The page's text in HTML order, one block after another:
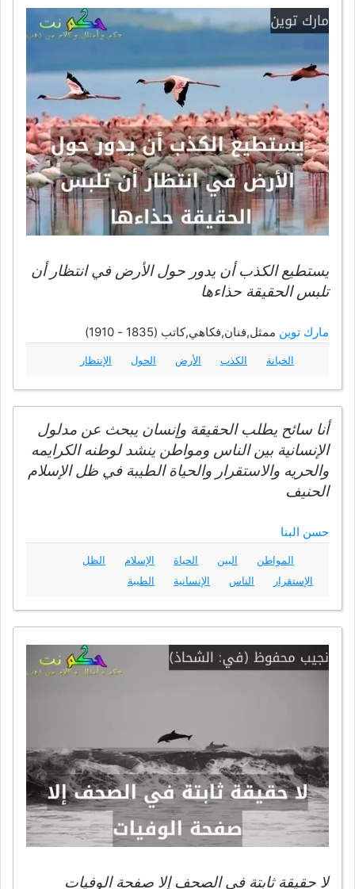
يستطيع الكذب أن يدور حول الأرض في انتظار أن
تلبس الحقيقة حذاءها
مارك توين ممثل,فنان,فكاهي,كاتب (1835 - 1910)
الخيانة الكذب الأرض الحول الإنتظار
أنا سائح يطلب الحقيقة وإنسان يبحث عن مدلول
الإنسانية بين الناس ومواطن ينشد لوطنه الكرايمه
والحريه والاستقرار والحياة الطيبة في ظل الإسلام
الحنيف
حسن البنا
المواطن البين الحياة الإسلام
الظل
الإستقرار
الناس الإنسانية الطيبة
لا حقيقة ثابتة في الصحف إلا صفحة الوفيات